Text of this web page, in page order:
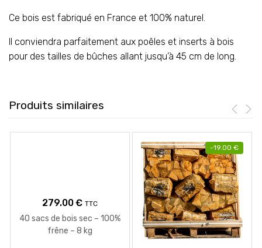
Ce bois est fabriqué en France et 100% naturel.
Il conviendra parfaitement aux poêles et inserts à bois
pour des tailles de bûches allant jusqu’à 45 cm de long.
Produits similaires
279.00€ TTC
40 sacs de bois sec – 100%
frêne – 8 kg
-19.00 €